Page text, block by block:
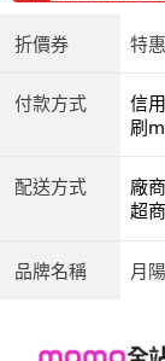
折價券 特
付款方式
信
商
刷
配送方式
廠
超
品牌名稱 月陽